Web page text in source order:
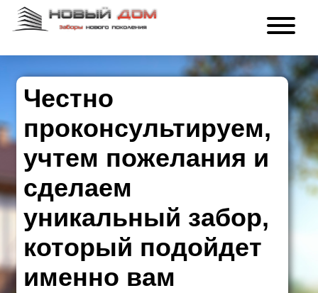
Честно
проконсультируем,
учтем пожелания и
сделаем
уникальный забор,
который подойдет
именно вам